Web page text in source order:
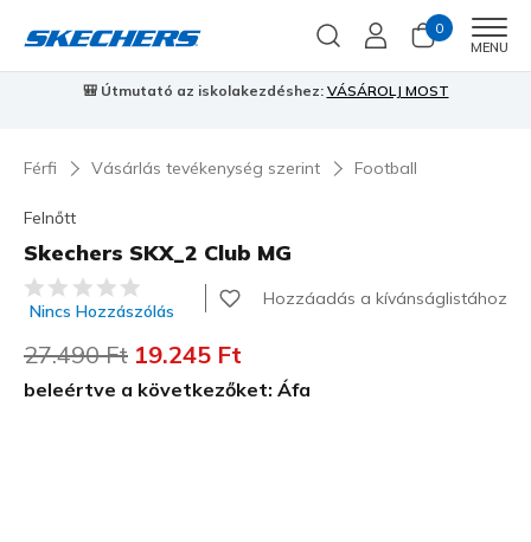
0
MENU
🎒 Útmutató az iskolakezdéshez: VÁSÁROLJ MOST
Férfi Vásárlás tevékenység szerint Football
Felnőtt
Skechers SKX_2 Club MG
4,1 az 5-ből ügyfélértékelés
Nincs Hozzászólás
Hozzáadás a kívánságlistához
Az ár a következőhöz képest csökkent:
27.490 Ft címzett:
19.245 Ft
beleértve a következőket: Áfa